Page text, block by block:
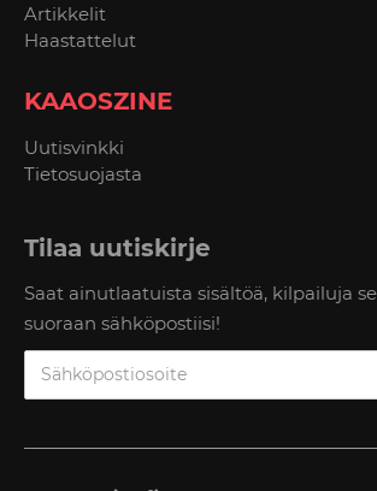
Artikkelit
Haastattelut
KAAOSZINE
Uutisvinkki
Tietosuojasta
Tilaa uutiskirje
Saat ainutlaatuista sisältöä, kilpailuja
suoraan sähköpostiisi!